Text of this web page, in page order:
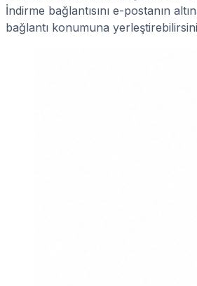
İndirme bağlantısını e-postanın
bağlantı konumuna